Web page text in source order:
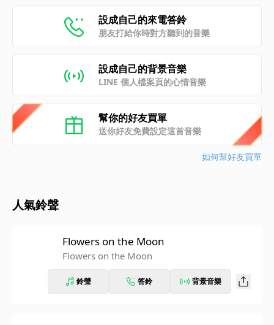
設成自己的來電答鈴
朋友打給你時對方聽到的音樂
設成自己的背景音樂
LINE 個人檔案頁的心情音樂
幫你的好友買單
送你好友免費設定這首音樂
如何幫好友買單
人氣鈴聲
Flowers on the Moon
Flowers on the Moon
鈴聲 答鈴 背景音樂